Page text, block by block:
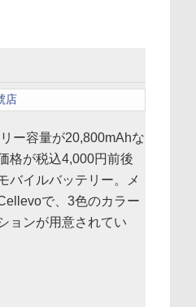
店
ー容量が20,800mAhな
格が税込4,000円前後
バイルバッテリー。メ
で、3色のカラー
ョンが用意されてい